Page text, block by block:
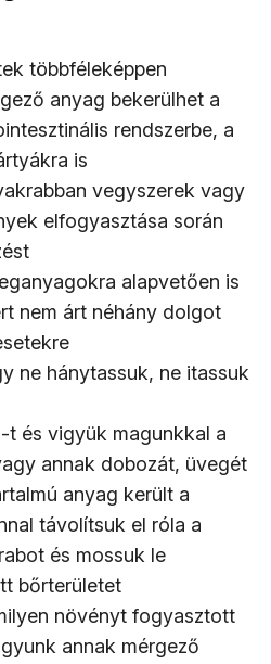
többféleképpen
anyag bekerülhet a
rendszerbe, a
is
vegyszerek vagy
elfogyasztása során
alapvetően is
nem árt néhány dolgot
ne hánytassuk, ne itassuk
t és vigyük magunkkal a
annak dobozát, üvegét
anyag került a
távolítsuk el róla a
és mossuk le
bőrterületet
növényt fogyasztott
annak mérgező